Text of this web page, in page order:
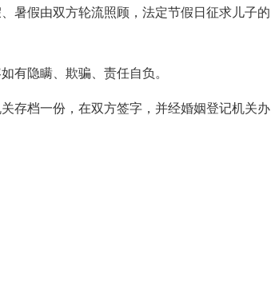
暑假由双方轮流照顾，法定节假日征求儿子的
有隐瞒、欺骗、责任自负。
存档一份，在双方签字，并经婚姻登记机关办